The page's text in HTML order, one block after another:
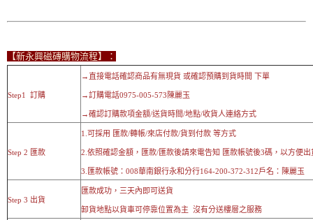
【新永興磁磚購物流程】：
Step1 訂購
→直接電話確認商品有無現貨 或確認預購到貨時間 下單
→訂購電話0975-005-573陳麗玉
→確認訂購款項金額/送貨時間/地點/收貨人連絡方式
Step 2 匯款
1.可採用 匯款/轉帳/來店付款/貨到付款 等方式
2.依照確認金額，匯款/匯款後請來電告知 匯款帳號後3碼，以方便出
3.匯款帳號：008華南銀行永和分行164-200-372-312戶名：陳麗玉
Step 3 出貨
匯款成功，三天內即可送貨
卸貨地點以貨車可停靠位置為主 沒有分送樓層之服務